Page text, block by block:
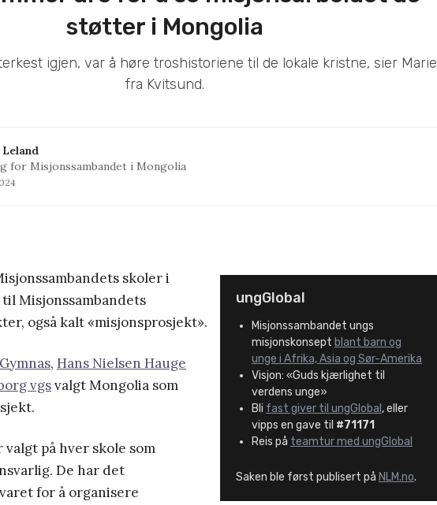
støtter i Mongolia
igjen, var å høre troshistoriene til de lokale kristne, sier Marie
fra Kvitsund.
for Misjonssambandet i Mongolia
ungGlobal
Misjonssambandet ungs
misjonskonsept blant barn og
unge i Afrika, Asia og Sør-Amerika
Visjon: «Guds kjærlighet til
verdens unge»
Bli fast giver til ungGlobal , eller
vipps en gave til #71171
Reis på teamtur med ungGlobal
Saken ble først publisert på NLM.no.
skoler i
Misjonssambandets
også kalt «misjonsprosjekt».
, Hans Nielsen Hauge
vgsvalgt Mongolia som
på hver skole som
De har det
for å organisere